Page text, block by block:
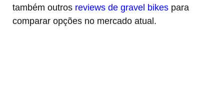
também outros reviews de gravel bikes para
comparar opções no mercado atual.